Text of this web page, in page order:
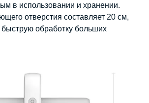
в использовании и хранении.
отверстия составляет 20 см,
быструю обработку больших